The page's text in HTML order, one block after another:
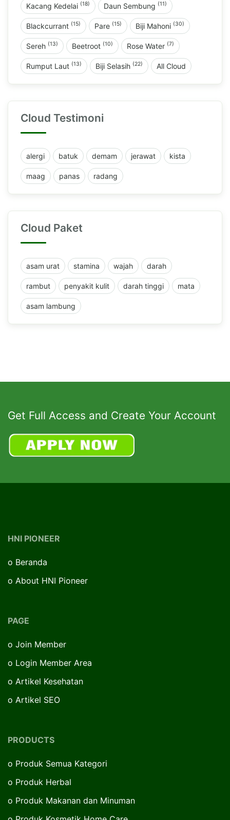
Kacang Kedelai (18) Daun Sembung (11)
Blackcurrant (15) Pare (15) Biji Mahoni (30)
Sereh (13) Beetroot (10) Rose Water (7)
Rumput Laut (13) Biji Selasih (22) All Cloud
Cloud Testimoni
alergi batuk demam jerawat kista
maag panas radang
Cloud Paket
asam urat stamina wajah darah
rambut penyakit kulit darah tinggi mata
asam lambung
Get Full Access and Create Your Account
HNI PIONEER
o Beranda
o About HNI Pioneer
PAGE
o Join Member
o Login Member Area
o Artikel Kesehatan
o Artikel SEO
PRODUCTS
o Produk Semua Kategori
o Produk Herbal
o Produk Makanan dan Minuman